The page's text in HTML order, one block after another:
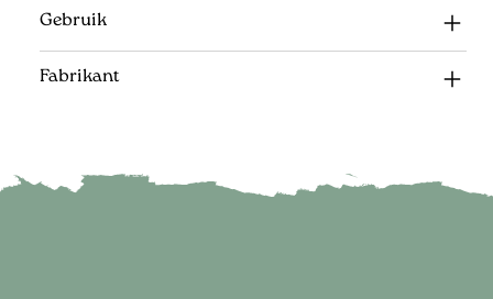
Gebruik
Fabrikant